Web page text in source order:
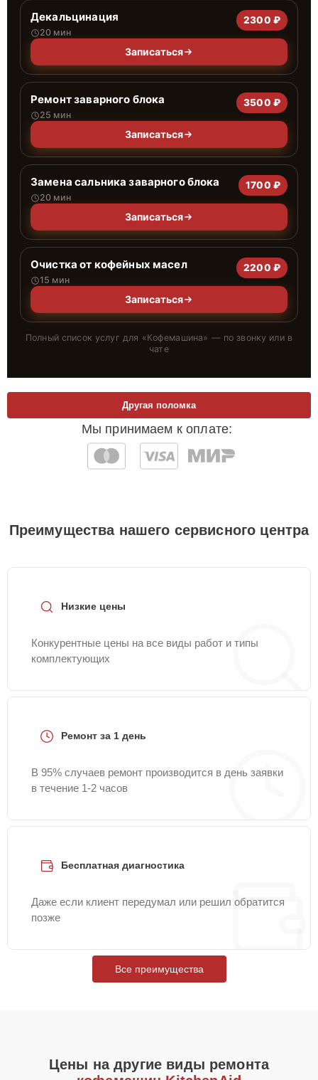
Декальцинация
20 мин
2300 ₽
Записаться
Ремонт заварного блока
25 мин
3500 ₽
Записаться
Замена сальника заварного блока
20 мин
1700 ₽
Записаться
Очистка от кофейных масел
15 мин
2200 ₽
Записаться
Полный список услуг для «Кофемашина» — по звонку или в
чате
Мы принимаем к оплате:
Другая поломка
Преимущества нашего сервисного центра
Низкие цены
Конкурентные цены на все виды работ и типы
комплектующих
Ремонт за 1 день
В 95% случаев ремонт производится в день заявки
в течение 1-2 часов
Бесплатная диагностика
Даже если клиент передумал или решил обратится
позже
Все преимущества
Цены на другие виды ремонта